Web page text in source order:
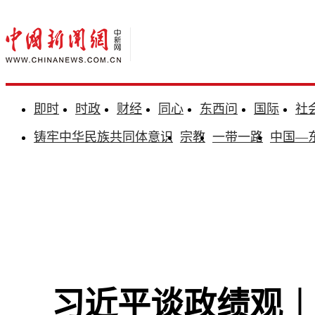
即时 时政 财经 同心 东西问 国际
社
铸牢中华民族共同体意识 宗教 一带一路 中国—
习近平谈政绩观